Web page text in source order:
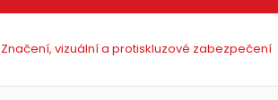
Značení, vizuální a protiskluzové zabezpečení